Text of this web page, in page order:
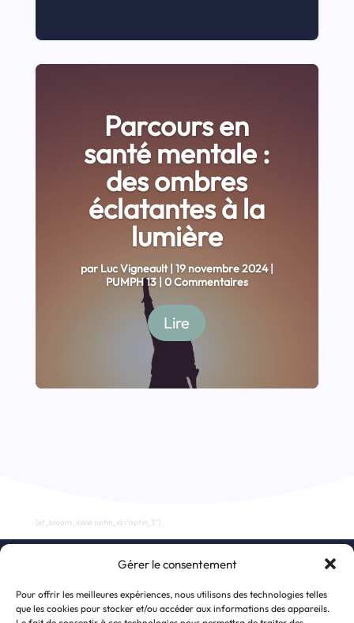
Gérer le consentement
Pour offrir les meilleures expériences, nous utilisons des technologies telles
que les cookies pour stocker et/ou accéder aux informations des appareils.
Parcours en
santé mentale :
des ombres
éclatantes à la
lumière
par Luc Vigneault| 19 novembre 2024|
PUMPH 13| 0 Commentaires
Lire
[et_bloom_inline optin_id="optin_3"]
S’inscrire à la newsletter